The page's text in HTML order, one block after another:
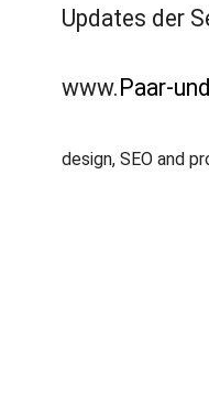
Updates der
www. Paar-
design, SEO and